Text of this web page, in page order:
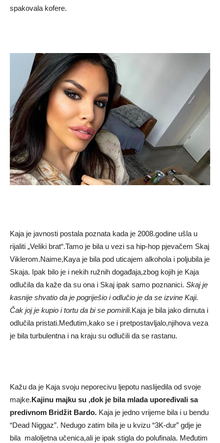
spakovala kofere.
Kaja je javnosti postala poznata kada je 2008.godine ušla u
rijaliti „Veliki brat“.Tamo je bila u vezi sa hip-hop pjevačem Skaj
Viklerom.Naime,Kaya je bila pod uticajem alkohola i poljubila je
Skaja. Ipak bilo je i nekih ružnih događaja,zbog kojih je Kaja
odlučila da kaže da su ona i Skaj ipak samo poznanici. Skaj je
kasnije shvatio da je pogriješio i odlučio je da se izvine Kaji.
Čak joj je kupio i tortu da bi se pomirili.Kaja je bila jako dirnuta i
odlučila pristati.Međutim,kako se i pretpostavljalo,njihova veza
je bila turbulentna i na kraju su odlučili da se rastanu.
Kažu da je Kaja svoju neporecivu ljepotu naslijedila od svoje
majke.Kajinu majku su ,dok je bila mlada upoređivali sa
predivnom Bridžit Bardo. Kaja je jedno vrijeme bila i u bendu
“Dead Niggaz”. Nedugo zatim bila je u kvizu “3K-dur” gdje je
bila maloljetna učenica,ali je ipak stigla do polufinala. Međutim